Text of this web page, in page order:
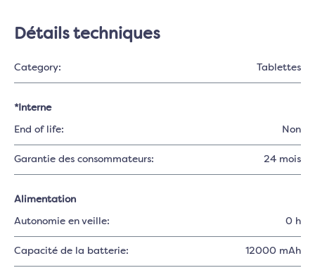
Détails techniques
Category: Tablettes
*Interne
End of life: Non
Garantie des consommateurs: 24 mois
Alimentation
Autonomie en veille: 0 h
Capacité de la batterie: 12000 mAh